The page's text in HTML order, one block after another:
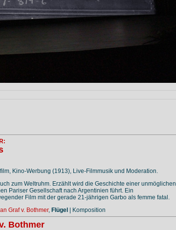
Kino-Werbung (1913), Live-Filmmusik und Moderation.
zum Weltruhm. Erzählt wird die Geschichte einer unmöglichen
Pariser Gesellschaft nach Argentinien führt. Ein
Film mit der gerade 21-jährigen Garbo als femme fatal.
Graf v. Bothmer, Flügel | Komposition
Bothmer